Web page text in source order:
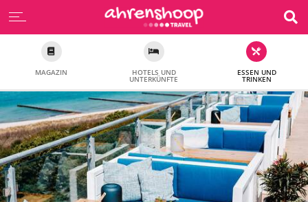
MAGAZIN HOTELS UND
UNTERKÜNFTE
ESSEN UND
TRINKEN